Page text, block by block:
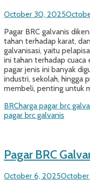
Posted
October 30, 2025
Pagar BRC galvanis
tahan terhadap karat,
galvanisasi, yaitu
ini tahan terhadap cuaca
pagar jenis ini banyak
industri, sekolah, hingga
membeli, penting untuk
Categories
BRCTags
harga pagar brc
pagar brc galvanis
Pagar BRC
Posted
October 6, 2025